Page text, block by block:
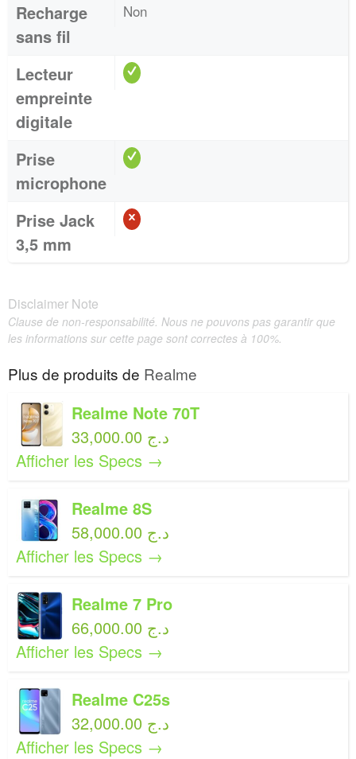
Recharge
sans fil
Non
Lecteur
empreinte
digitale
Prise
microphone
Prise Jack
3,5 mm
Disclaimer Note
Clause de non-responsabilité. Nous ne pouvons pas garantir que
les informations sur cette page sont correctes à 100%.
Plus de produits de Realme
Realme Note 70T
33,000.00 د.ج
Afficher les Specs →
Realme 8S
58,000.00 د.ج
Afficher les Specs →
Realme 7 Pro
66,000.00 د.ج
Afficher les Specs →
Realme C25s
32,000.00 د.ج
Afficher les Specs →